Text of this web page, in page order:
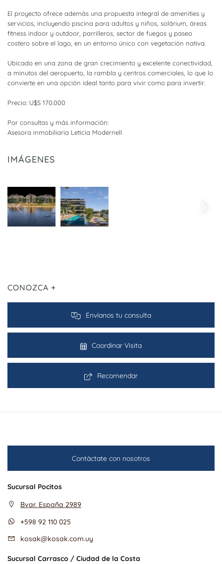
El proyecto ofrece además una propuesta integral de amenities y
servicios, incluyendo piscina para adultos y niños, solárium, áreas
fitness indoor y outdoor, parrilleros, sector de fuegos y paseo
costero sobre el lago, en un entorno único con vegetación nativa.
Ubicado en una zona de gran crecimiento y excelente conectividad,
a minutos del aeropuerto, la rambla y centros comerciales, lo que lo
convierte en una opción ideal tanto para vivir como para invertir.
Precio: U$S 170.000
Por consultas y más información:
Asesora inmobiliaria Leticia Modernell
IMÁGENES
CONOZCA +
Envíanos tu consulta
Coordinar Visita
Recomendar
Contáctate con nosotros
Sucursal Pocitos
Bvar. España 2989
+598 92 110 025
kosak@kosak.com.uy
Sucursal Carrasco / Ciudad de la Costa